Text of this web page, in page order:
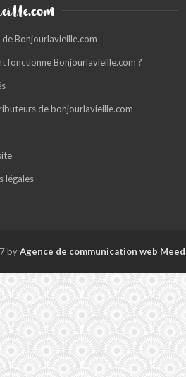
Bonjourlavieille.com
fonctionne Bonjourlavieille.com ?
de bonjourlavieille.com
légales
byAgence de communication web